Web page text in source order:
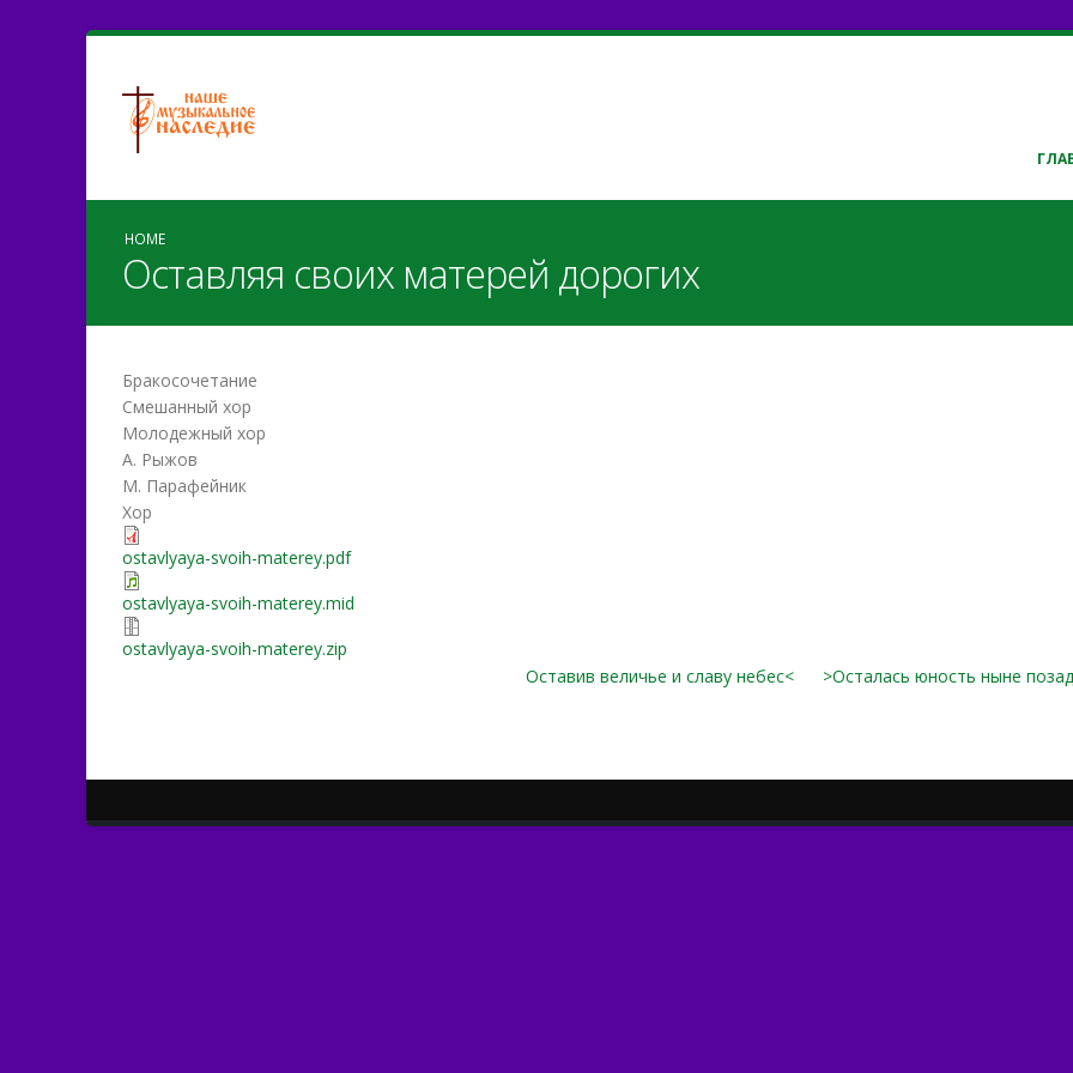
HOME
Оставляя своих матерей дорогих
Бракосочетание
Смешанный хор
Молодежный хор
А. Рыжов
М. Парафейник
Хор
ostavlyaya-svoih-materey.pdf
ostavlyaya-svoih-materey.mid
ostavlyaya-svoih-materey.zip
Оставив величье и славу небес<
>Осталась юность ныне